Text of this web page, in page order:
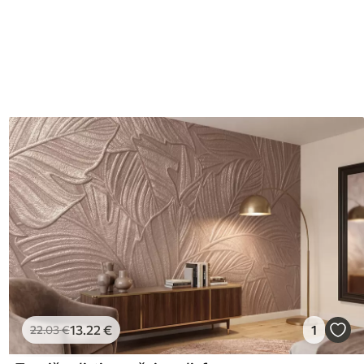
22.03€13.22 € 1